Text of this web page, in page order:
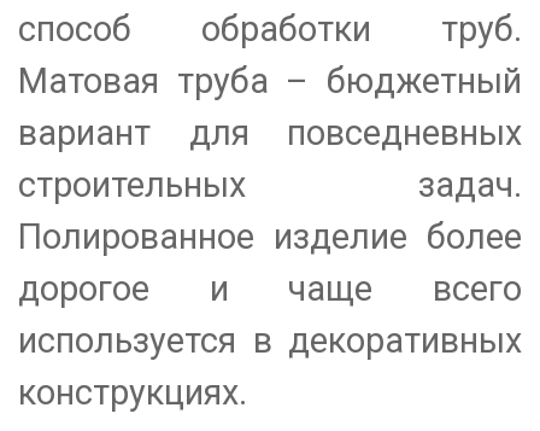
способ обработки труб.
Матовая труба – бюджетный
вариант для повседневных
строительных задач.
Полированное изделие более
дорогое и чаще всего
используется в декоративных
конструкциях.